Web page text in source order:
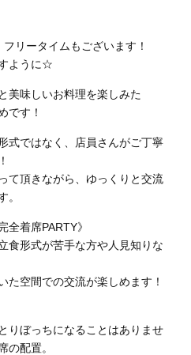
リータイムもございます！
ように☆
美味しいお料理を楽しみた
です！
式ではなく、店員さんがご丁寧
て頂きながら、ゆっくりと交流
。
全着席PARTY》
食形式が苦手な方や人見知りな
た空間での交流が楽しめます！
りぼっちになることはありませ
の配置。